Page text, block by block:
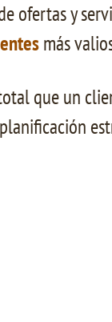
ofertas y
más
que un